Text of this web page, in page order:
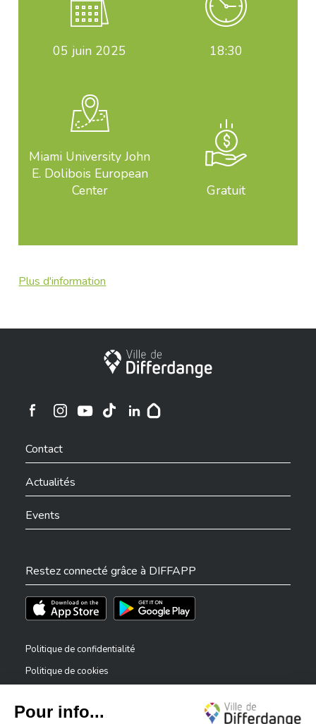
05 juin 2025 18:30
Miami University John
E. Dolibois European
Center
Gratuit
Plus d'information
Ville de Differdange
Ville de Differdange sur Instagram
Contact
Actualités
Events
Restez connecté grâce à DIFFAPP
Téléchargez l'app sur l'App StoreTéléchargez l'app sur Play Store
Politique de confidentialité
Politique de cookies
Déclaration d’accessibilité